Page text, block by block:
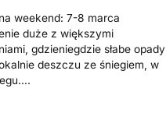
weekend: 7-8 marca
duże z większymi
gdzieniegdzie słabe opady
deszczu ze śniegiem, w